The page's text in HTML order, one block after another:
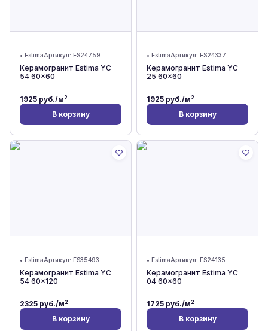
• EstimaАртикул: ES24759
Керамогранит Estima YC
54 60x60
1925 руб./м2
В корзину
• EstimaАртикул: ES24337
Керамогранит Estima YC
25 60x60
1925 руб./м2
В корзину
• EstimaАртикул: ES35493
Керамогранит Estima YC
54 60x120
2325 руб./м2
В корзину
• EstimaАртикул: ES24135
Керамогранит Estima YC
04 60x60
1725 руб./м2
В корзину